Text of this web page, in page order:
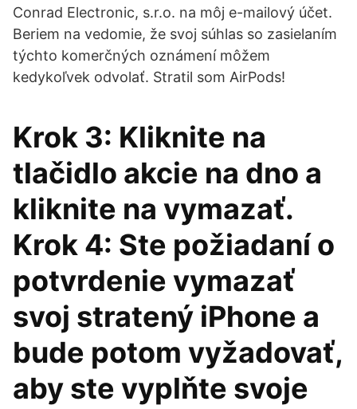
Conrad Electronic, s.r.o. na môj e-mailový účet.
Beriem na vedomie, že svoj súhlas so zasielaním
týchto komerčných oznámení môžem
kedykoľvek odvolať. Stratil som AirPods!
Krok 3: Kliknite na
tlačidlo akcie na dno a
kliknite na vymazať.
Krok 4: Ste požiadaní o
potvrdenie vymazať
svoj stratený iPhone a
bude potom vyžadovať,
aby ste vyplňte svoje